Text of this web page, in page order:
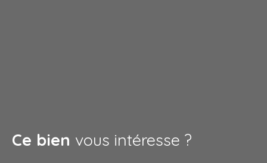
Ce bien vous intéresse ?